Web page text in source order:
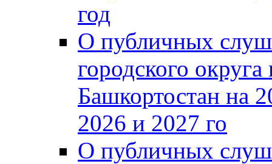
год
О публичных
городского
Башкортостан на
2026 и 2027 го
О публичных